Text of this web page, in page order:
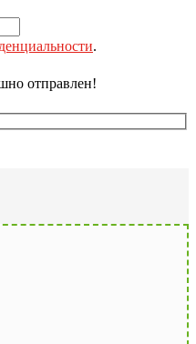
.
отправлен!